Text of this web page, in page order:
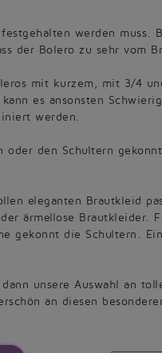
werden muss.
der Bolero zu sehr vom
mit kurzem, mit 3/4
es ansonsten
werden.
oder den Schultern
eleganten Brautkleid
ärmellose Brautkleider.
gekonnt die Schultern.
unsere Auswahl an
an diesen